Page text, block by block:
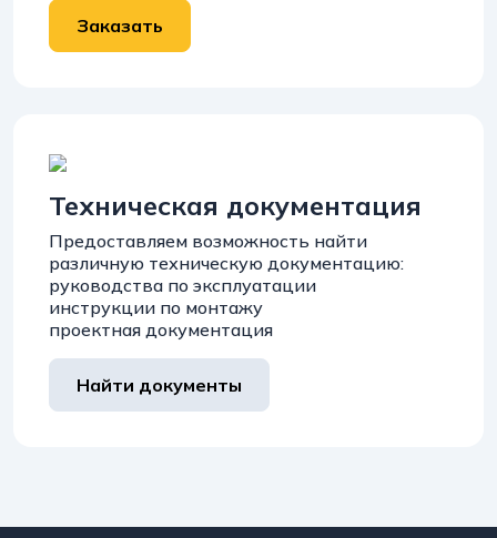
Техническая документация
Предоставляем возможность найти
различную техническую документацию:
руководства по эксплуатации
инструкции по монтажу
проектная документация
Найти документы